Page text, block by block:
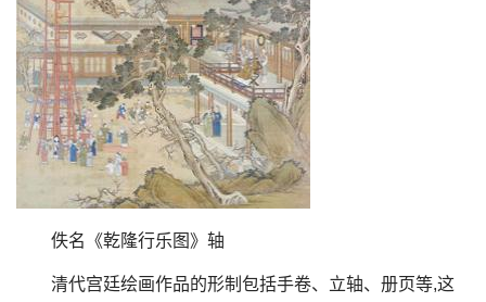
佚名《乾隆行乐图》轴
清代宫廷绘画作品的形制包括手卷、立轴、册页等,这